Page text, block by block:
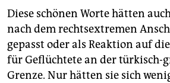
Diese schönen Worte hätten
nach dem rechtsextremen
gepasst oder als Reaktion auf
für Geflüchtete an der türkisch-
Grenze. Nur hätten sie sich